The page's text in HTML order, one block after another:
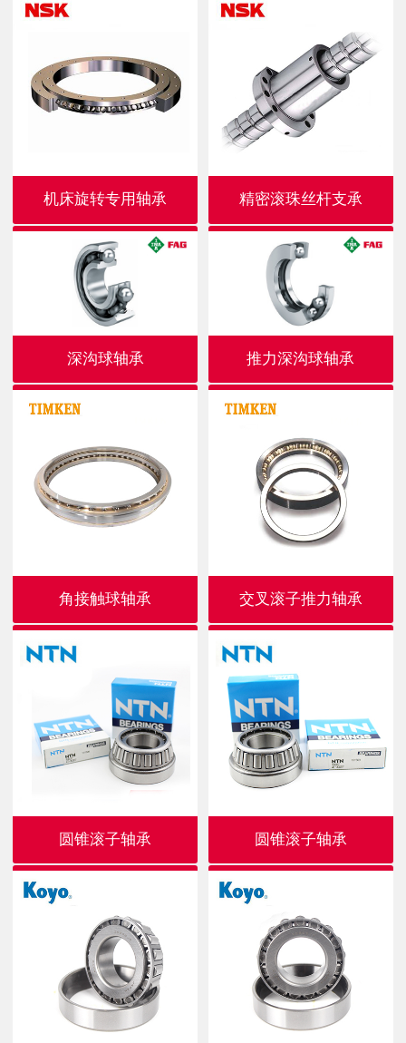
机床旋转专用轴承 精密滚珠丝杆支承
深沟球轴承 推力深沟球轴承
角接触球轴承 交叉滚子推力轴承
圆锥滚子轴承 圆锥滚子轴承